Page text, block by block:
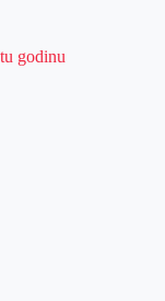
godinu